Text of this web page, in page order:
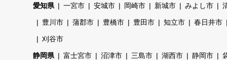
愛知県 一宮市 安城市 岡崎市 新城市 みよし市
豊川市 蒲郡市 豊橋市 豊田市 知立市 春日井市
刈谷市
静岡県 富士宮市 沼津市 三島市 湖西市 静岡市